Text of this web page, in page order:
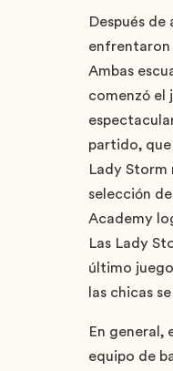
Después
enfrentaron
Ambas
comenzó el
partido,
Lady Storm
selección
Academy
Las Lady
último
las chicas
En general,
equipo de